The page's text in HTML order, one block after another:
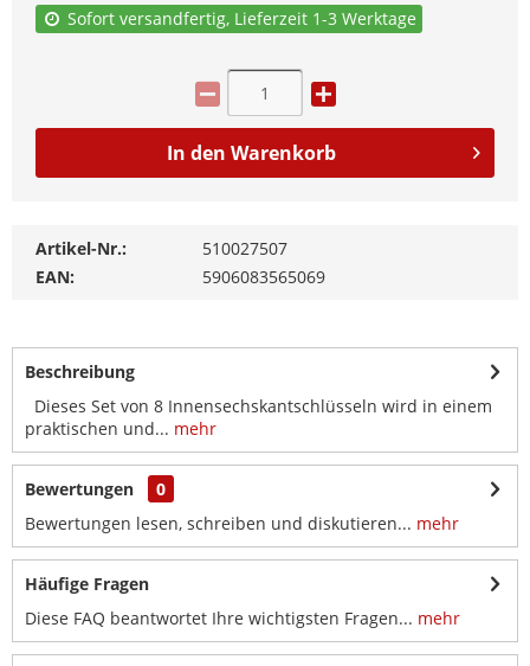
Sofort versandfertig, Lieferzeit 1-3 Werktage
In den Warenkorb
Artikel-Nr.:
510027507
EAN:
5906083565069
Beschreibung
Dieses Set von 8 Innensechskantschlüsseln wird in einem
praktischen und... mehr
Bewertungen
0
Bewertungen lesen, schreiben und diskutieren... mehr
Häufige Fragen
Diese FAQ beantwortet Ihre wichtigsten Fragen... mehr